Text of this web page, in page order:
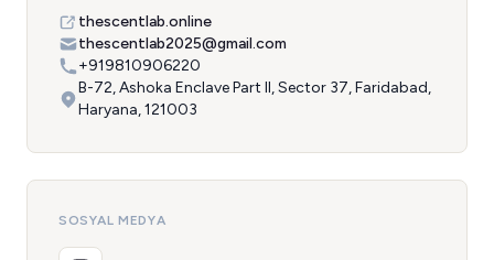
thescentlab.online
thescentlab2025@gmail.com
+919810906220
B-72, Ashoka Enclave Part II, Sector 37, Faridabad,
Haryana, 121003
SOSYAL MEDYA